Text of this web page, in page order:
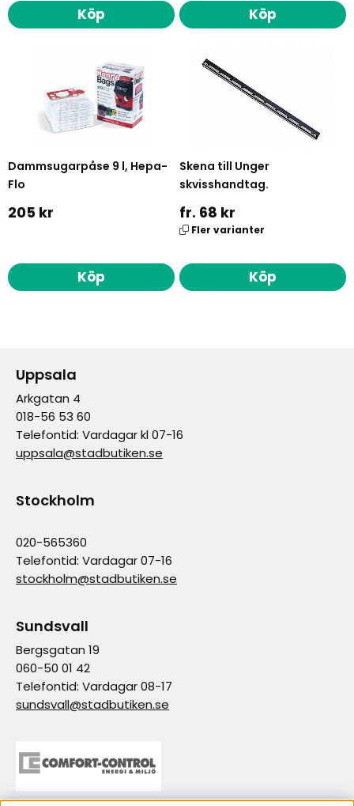
Köp Köp
Dammsugarpåse 9 l, Hepa-
Flo
205 kr
Köp
Skena till Unger
skvisshandtag.
fr. 68 kr
Fler varianter
Köp
Uppsala
Arkgatan 4
018-56 53 60
Telefontid: Vardagar kl 07-16
uppsala@stadbutiken.se
Stockholm
020-565360
Telefontid: Vardagar 07-16
stockholm@stadbutiken.se
Sundsvall
Bergsgatan 19
060-50 01 42
Telefontid: Vardagar 08-17
sundsvall@stadbutiken.se